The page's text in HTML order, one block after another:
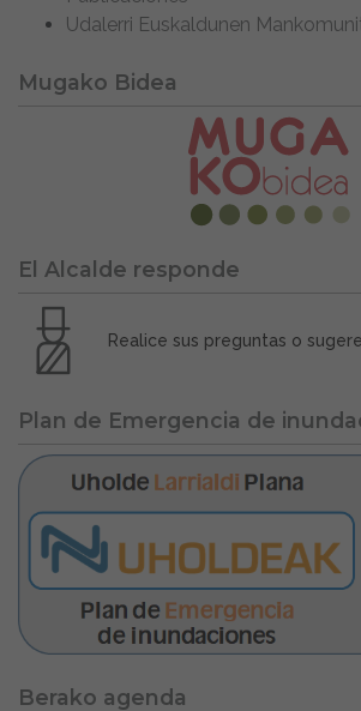
Udalerri Euskaldunen
Mugako Bidea
El Alcalde responde
Realice sus preguntas o
Plan de Emergencia de
Berako agenda